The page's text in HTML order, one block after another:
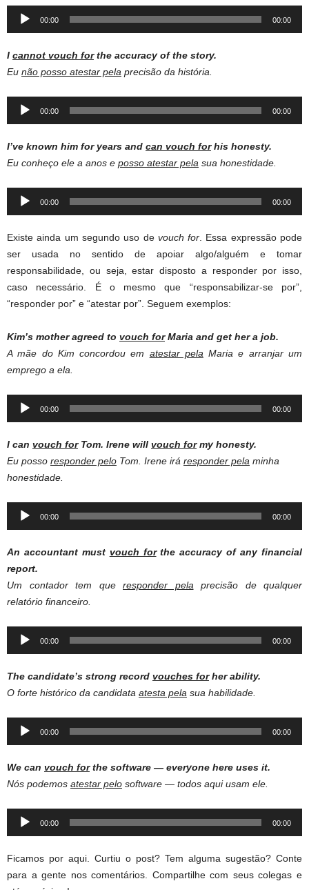
Audio
00:00 00:00
I cannot vouch forthe accuracy of the story.
Eu não posso atestar pela precisão da história.
Audio
00:00 00:00
I’ve known him for years and can vouch forhis honesty.
Eu conheço ele a anos e posso atestar pela sua honestidade.
Audio
00:00 00:00
Existe ainda um segundo uso de vouch for . Essa expressão pode
ser usada no sentido de apoiar algo/alguém e tomar
responsabilidade, ou seja, estar disposto a responder por isso,
caso necessário. É o mesmo que “responsabilizar-se por”,
“responder por” e “atestar por”. Seguem exemplos:
Kim’s mother agreed to vouch forMaria and get her a job.
A mãe do Kim concordou em atestar pela Maria e arranjar um
emprego a ela.
Audio
00:00 00:00
I can vouch forTom. Irene will vouch formy honesty.
Eu posso responder pelo Tom. Irene irá responder pela minha
honestidade.
Audio
00:00 00:00
An accountant must vouch forthe accuracy of any financial
report.
Um contador tem que responder pela precisão de qualquer
relatório financeiro.
Audio
00:00 00:00
The candidate’s strong record vouches forher ability.
O forte histórico da candidata atesta pela sua habilidade.
Audio
00:00 00:00
We can vouch forthe software — everyone here uses it.
Nós podemos atestar pelo software — todos aqui usam ele.
Audio
00:00 00:00
Ficamos por aqui. Curtiu o post? Tem alguma sugestão? Conte
para a gente nos comentários. Compartilhe com seus colegas e